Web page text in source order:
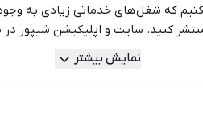
که شغل‌های خدماتی زیادی به
کنید. سایت و اپلیکیشن
اجاره دستگاه، خرید و فروش
و بهترین و مناسب‌ترین خدمات را دریافت
نمایش بیشتر